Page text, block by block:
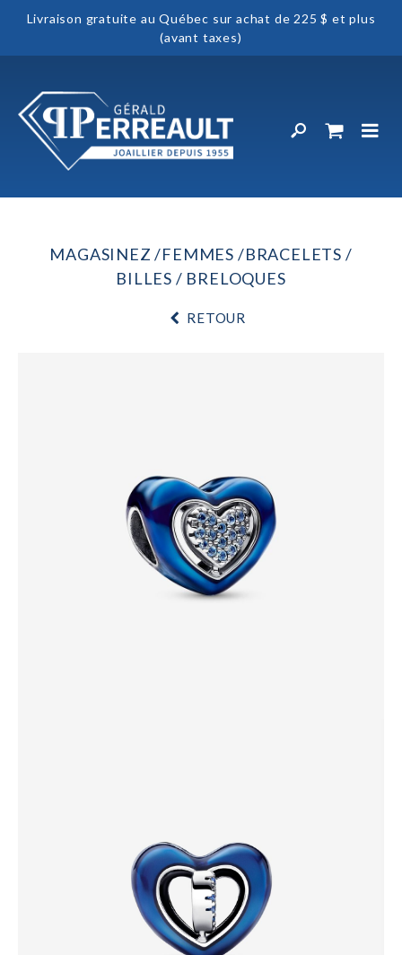
Livraison gratuite au Québec sur achat de 225 $ et plus
(avant taxes)
MAGASINEZ FEMMES
BRACELETS
BILLES / BRELOQUES
RETOUR